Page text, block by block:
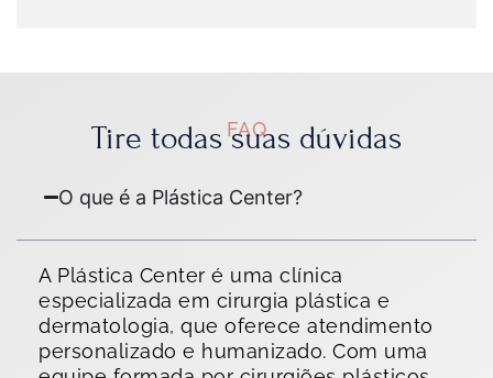
FAQ
Tire todas suas dúvidas
O que é a Plástica Center?
A Plástica Center é uma clínica
especializada em cirurgia plástica e
dermatologia, que oferece atendimento
personalizado e humanizado. Com uma